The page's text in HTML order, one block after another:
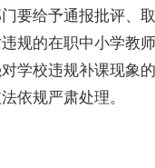
要给予通报批评、
规的在职中小学教
学校违规补课现象
依规严肃处理。